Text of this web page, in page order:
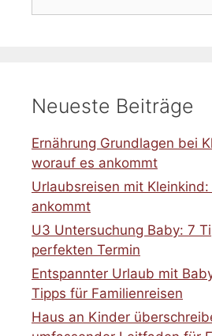
Neueste Beiträge
Ernährung Grundlagen bei
worauf es ankommt
Urlaubsreisen mit
ankommt
U3 Untersuchung Baby: 7
perfekten Termin
Entspannter Urlaub mit
Tipps für Familienreisen
Haus an Kinder